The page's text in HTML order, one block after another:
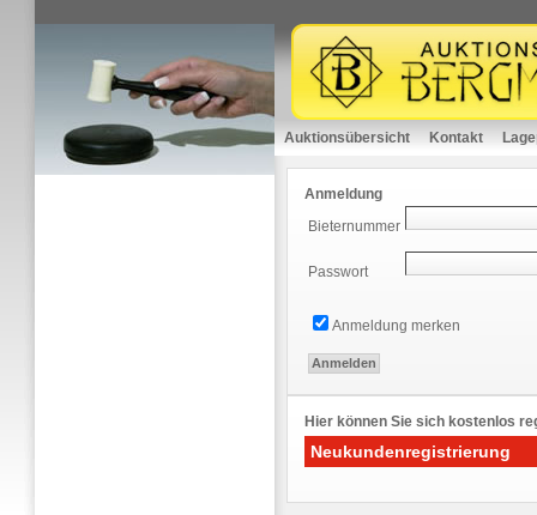
Auktionsübersicht Kontakt
Anmeldung
Bieternummer
Passwort
Anmeldung merken
Hier können Sie sich kostenlos
Neukundenregistrierung